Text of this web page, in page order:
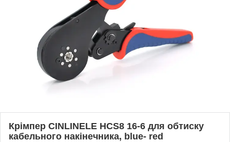
Крімпер CINLINELE HCS8 16-6 для обтиску
кабельного накінечника, blue- red